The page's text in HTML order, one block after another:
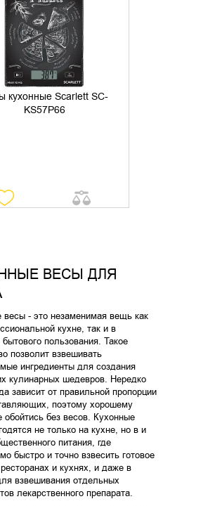
кухонные Scarlett SC-
KS57P66
ВЕСЫ ДЛЯ
весы - это незаменимая вещь как
кухне, так и в
пользования. Такое
позволит взвешивать
ингредиенты для создания
кулинарных шедевров. Нередко
зависит от правильной пропорции
поэтому хорошему
обойтись без весов. Кухонные
не только на кухне, но в и
питания, где
быстро и точно взвесить готовое
и кухнях, и даже в
взвешивания отдельных
лекарственного препарата.